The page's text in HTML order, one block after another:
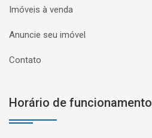
Imóveis à venda
Anuncie seu imóvel
Contato
Horário de funcionamento